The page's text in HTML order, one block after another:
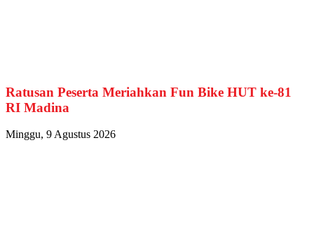
Ratusan Peserta Meriahkan Fun Bike HUT ke-81
RI Madina
Minggu, 9 Agustus 2026